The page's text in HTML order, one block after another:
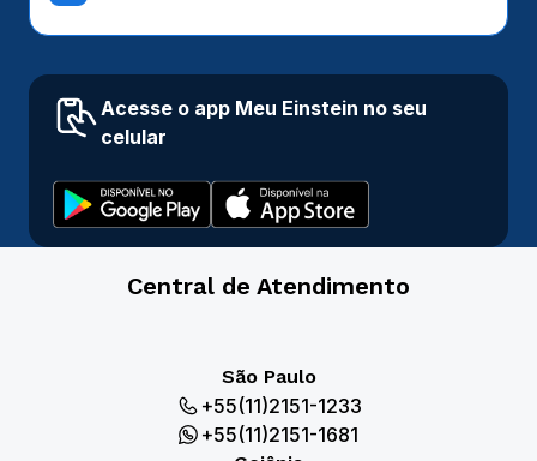
Acesse o app Meu Einstein no seu
celular
Central de Atendimento
São Paulo
+55(11)2151-1233
+55(11)2151-1681